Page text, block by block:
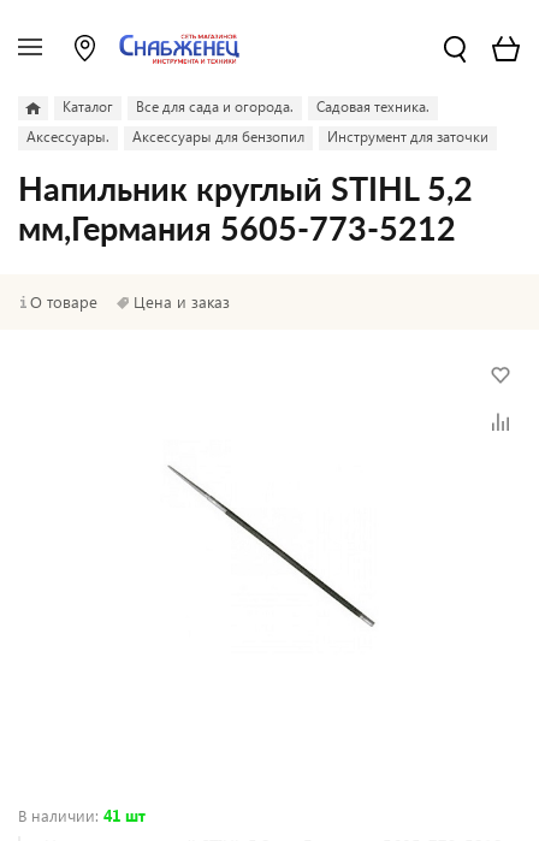
Каталог Все для сада и огорода.
Садовая техника.
Аксессуары.
Аксессуары для бензопил Инструмент для заточки
Напильник круглый STIHL 5,2
мм,Германия 5605-773-5212
О товаре Цена и заказ
В наличии: 41 шт